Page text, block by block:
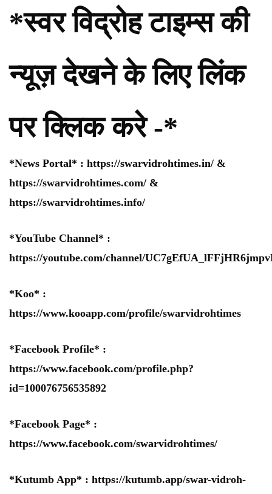
*स्वर विद्रोह टाइम्स की
न्यूज़ देखने के लिए लिंक
पर क्लिक करे -*
*News Portal* : https://swarvidrohtimes.in/ &
https://swarvidrohtimes.com/ &
https://swarvidrohtimes.info/
*YouTube Channel* :
https://youtube.com/channel/
*Koo* :
https://www.kooapp.com/profile/swarvidrohtimes
*Facebook Profile* :
https://www.facebook.com/profile.php?
id=100076756535892
*Facebook Page* :
https://www.facebook.com/swarvidrohtimes/
*Kutumb App* : https://kutumb.app/swar-vidroh-